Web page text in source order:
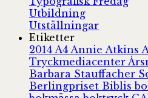
Utbildning
Utställningar
Etiketter
2014 A4 Annie Atkins
Tryckmediacenter
Barbara Stauffacher
Berlingpriset Biblis